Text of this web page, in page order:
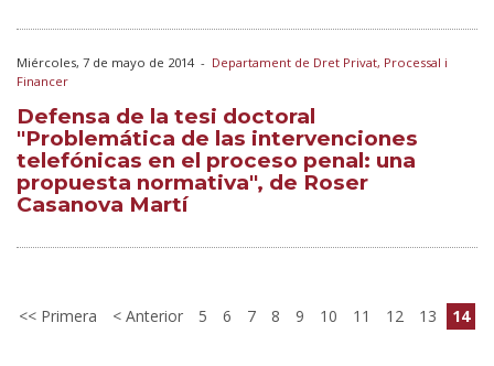
Miércoles, 7 de mayo de 2014- Departament de Dret Privat, Processal i
Financer
Defensa de la tesi doctoral
"Problemática de las intervenciones
telefónicas en el proceso penal: una
propuesta normativa", de Roser
Casanova Martí
Primera Anterior 5 6 7 8 9 10 11 12 13 14